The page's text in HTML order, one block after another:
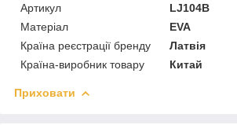
Артикул
LJ104B
Матеріал
EVA
Країна реєстрації бренду
Латвія
Країна-виробник товару
Китай
Приховати